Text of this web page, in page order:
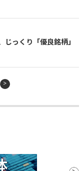
じっくり「優良銘柄」